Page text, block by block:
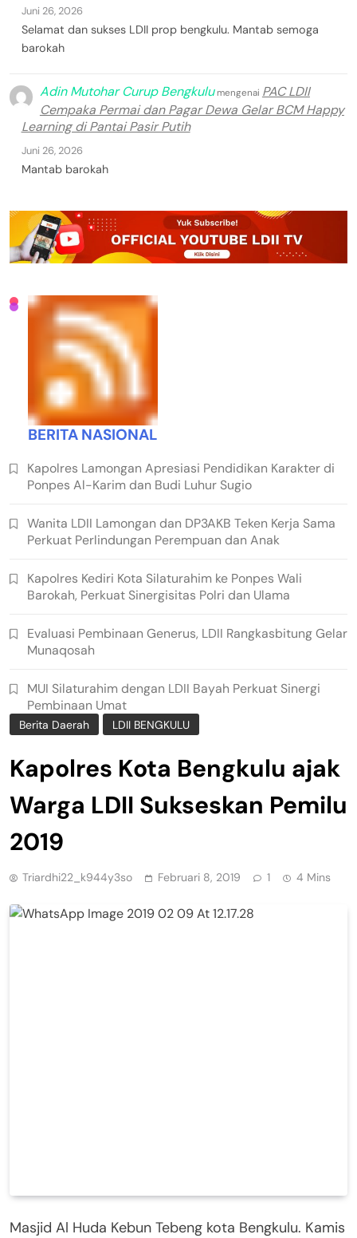
Berita Daerah LDII BENGKULU
Kapolres Kota Bengkulu ajak
Warga LDII Sukseskan Pemilu
2019
Triardhi22_k944y3so Februari 8, 2019 1 4 Mins
Masjid Al Huda Kebun Tebeng kota Bengkulu. Kamis
Juni 26, 2026
Selamat dan sukses LDII prop bengkulu. Mantab semoga
barokah
Adin Mutohar Curup Bengkulumengenai PAC LDII
Cempaka Permai dan Pagar Dewa Gelar BCM Happy
Learning di Pantai Pasir Putih
Juni 26, 2026
Mantab barokah
BERITA NASIONAL
Kapolres Lamongan Apresiasi Pendidikan Karakter di
Ponpes Al-Karim dan Budi Luhur Sugio
Wanita LDII Lamongan dan DP3AKB Teken Kerja Sama
Perkuat Perlindungan Perempuan dan Anak
Kapolres Kediri Kota Silaturahim ke Ponpes Wali
Barokah, Perkuat Sinergisitas Polri dan Ulama
Evaluasi Pembinaan Generus, LDII Rangkasbitung Gelar
Munaqosah
MUI Silaturahim dengan LDII Bayah Perkuat Sinergi
Pembinaan Umat